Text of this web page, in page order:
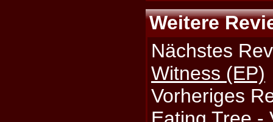
Weitere
Nächstes
Witness (EP)
Vorheriges